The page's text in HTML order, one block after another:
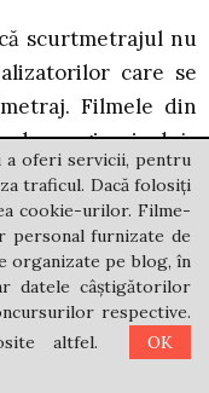
scurtmetrajul nu
care se
Filmele din
de regizori deja
au decis să se
formatul scurt.
fost creat tocmai
numele lor sunt
lista concurenților
prea bune ca să
oferi servicii, pentru
traficul. Dacă folosiți
cookie-urilor. Filme-
personal furnizate de
organizate pe blog, în
datele câștigătorilor
respective.
altfel.
OK